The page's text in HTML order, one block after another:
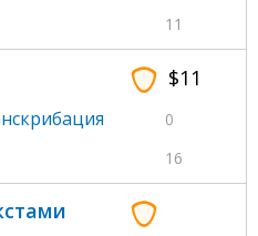
11
$11
0
16